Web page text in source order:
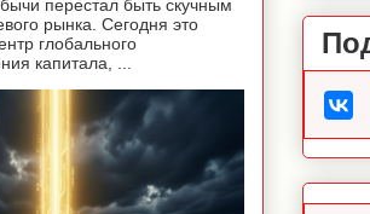
перестал быть скучным
рынка. Сегодня это
глобального
капитала, ...